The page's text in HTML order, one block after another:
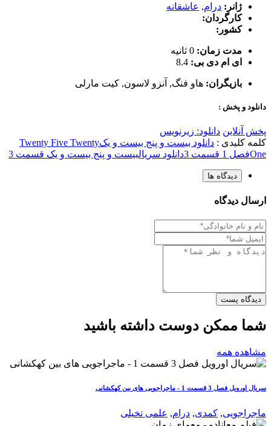
ژانر: درام, عاشقانه
کارگردان:
کشور:
مدت زمان: 0 ثانیه
ای ام دی بی: 8.4
بازیگران: هاو فنگ, آنزو لاسون, کیت مارلی
دانلود و پخش :
پخش آنلاین دانلود: زیرنویس
کلمه کلیدی : دانلود بیست و پنج بیست و یکTwenty Five Twenty
Oneفصل 1 قسمت 3 دانلود سریالبیست و پنج بیست و یک قسمت 3
دیدگاه ها
ارسال دیدگاه
دیدگاه پست
شما ممکن دوست داشته باشید
مشاهده همه
سریال اورویل فصل 3 قسمت 1 - ماجراجویی های بین کهکشانى
ماجراجویی, کمدی, درام, علمی تخیلی